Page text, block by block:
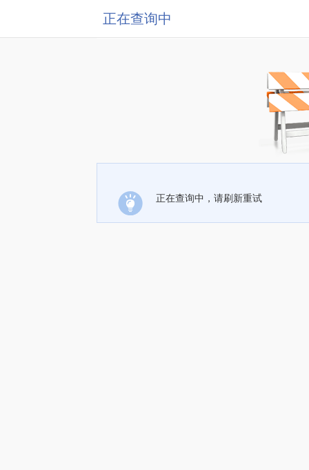
正在查询中
正在查询中，请刷新重试